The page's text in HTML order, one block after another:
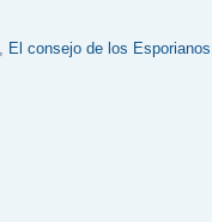
El consejo de los Esporianos